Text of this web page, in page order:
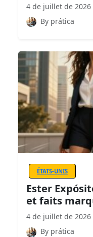
4 de juillet de 2026
By prática
ÉTATS-UNIS
Ester
et faits
4 de juillet de 2026
By prática